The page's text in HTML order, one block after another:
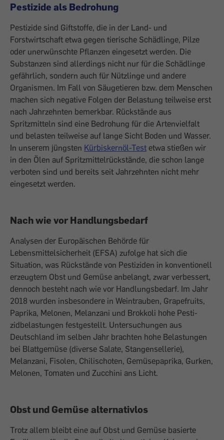
Pestizide als Bedrohung
Pestizide sind Giftstoffe, die in der Land- und
Forstwirtschaft etwa gegen tierische Schädlinge, Pilze
oder unerwünschte Pflanzen eingesetzt werden. Die
Substanzen sind allerdings nicht nur für die Schädlinge
gefährlich, sondern auch für Nützlinge und andere
Organismen. Im Fall von Säugetieren bzw. dem Menschen
machen sich negative Folgen der Belas­tung teilweise erst
nach Jahrzehnten be­merkbar. Rückstände aus
Spritzmitteln sind eine Bedrohung für die Artenvielfalt
und belasten teilweise auf lange Sicht Boden und Wasser.
In unserem jüngsten Kürbiskernöl-Test etwa stießen wir
in den Ölen auf Spritzmittelrückstände, die schon lange
verboten sind und bereits seit Jahrzehnten nicht mehr
eingesetzt werden.
Nach wie vor Handlungsbedarf
Analysen der Europäischen Behörde für
Lebensmittelsicherheit (EFSA) zufolge hat sich die
Situation, was Rückstände von Pes­tiziden in konventionell
erzeugtem Obst und Gemüse anbelangt, zwar verbessert,
dennoch besteht nach wie vor Handlungs­bedarf. Im Jahr
2018 wurden insbesondere in Weintrauben, Grapefruits,
Paprika, Me­lonen, Melanzani und Brokkoli hohe Pesti­
zidbelastungen festgestellt. Untersuchungen aus
Deutschland im selben Jahr ­brach­ten hohe Belastungen
bei Blattgemüse (di­verse Salate, Stangensellerie),
Melanzani, Fisolen, Chilischoten, Gemüsepaprika, Gurken,
Melonen, Tomaten und Zucchini ans Licht.
Obst und Gemüse alternativlos
Trotz allem bleibt eine auf Obst und Gemüse basierte